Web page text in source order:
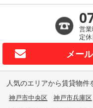
営
定
メー
人気のエリアから賃貸物件
神戸市中央区 神戸市兵庫区